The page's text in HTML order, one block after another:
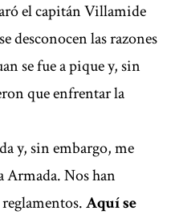
el capitán Villamide
desconocen las razones
se fue a pique y, sin
que enfrentar la
y, sin embargo, me
Armada. Nos han
Aquí se